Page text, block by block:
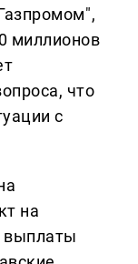
миллионов
что
с
на
выплаты